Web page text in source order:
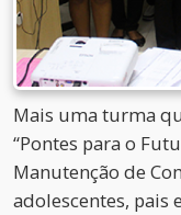
Mais uma turma
“Pontes para o
Manutenção de
adolescentes, pais